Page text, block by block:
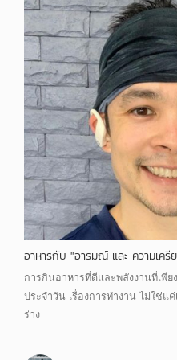
อาหารกับ "อารมณ์ และ ความเครี
การกินอาหารที่ดีและพลังงานที่เพี
ประจำวัน เรื่องการทำงาน ไม่ใช่แ
ร่าง